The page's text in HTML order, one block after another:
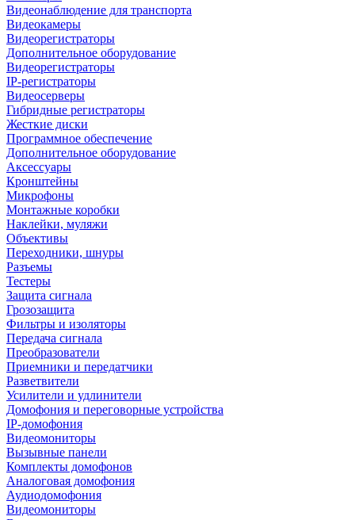
Видеонаблюдение для транспорта
Видеокамеры
Видеорегистраторы
Дополнительное оборудование
Видеорегистраторы
IP-регистраторы
Видеосерверы
Гибридные регистраторы
Жесткие диски
Программное обеспечение
Дополнительное оборудование
Аксессуары
Кронштейны
Микрофоны
Монтажные коробки
Наклейки, муляжи
Объективы
Переходники, шнуры
Разъемы
Тестеры
Защита сигнала
Грозозащита
Фильтры и изоляторы
Передача сигнала
Преобразователи
Приемники и передатчики
Разветвители
Усилители и удлинители
Домофония и переговорные устройства
IP-домофония
Видеомониторы
Вызывные панели
Комплекты домофонов
Аналоговая домофония
Аудиодомофония
Видеомониторы